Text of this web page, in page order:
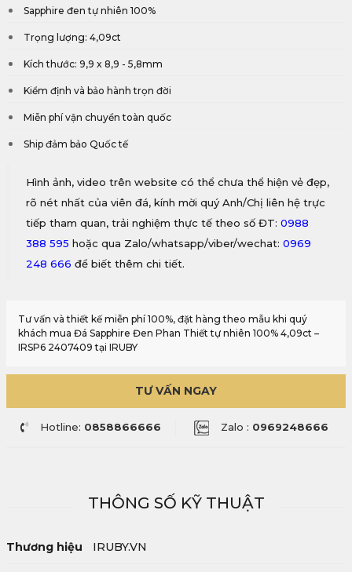
Sapphire đen tự nhiên 100%
Trọng lượng: 4,09ct
Kích thước: 9,9 x 8,9 - 5,8mm
Kiểm định và bảo hành trọn đời
Miễn phí vận chuyển toàn quốc
Ship đảm bảo Quốc tế
Hình ảnh, video trên website có thể chưa thể hiện vẻ đẹp,
rõ nét nhất của viên đá, kính mời quý Anh/Chị liên hệ trực
tiếp tham quan, trải nghiệm thực tế theo số ĐT: 0988
388 595 hoặc qua Zalo/whatsapp/viber/wechat: 0969
248 666 để biết thêm chi tiết.
Tư vấn và thiết kế miễn phí 100%, đặt hàng theo mẫu khi quý
khách mua Đá Sapphire Đen Phan Thiết tự nhiên 100% 4,09ct –
IRSP6 2407409 tại IRUBY
TƯ VẤN NGAY
Hotline: 0858866666 Zalo : 0969248666
THÔNG SỐ KỸ THUẬT
Thương hiệu IRUBY.VN